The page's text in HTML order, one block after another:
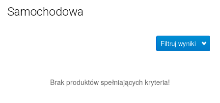
Samochodowa
Filtruj wyniki
Brak produktów spełniających kryteria!